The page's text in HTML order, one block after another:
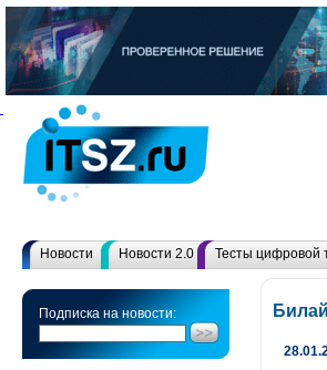
Новости Новости 2.0 Тесты цифровой
Подписка на новости: